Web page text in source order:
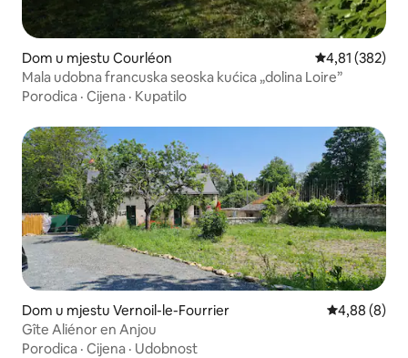
Dom u mjestu Courléon Prosječna
4,81 (382)
Mala udobna francuska seoska kućica „dolina Loire”
Porodica · Cijena · Kupatilo
Dom u mjestu Vernoil-le-Fourrier Prosječna
4,88 (8)
Gîte Aliénor en Anjou
Porodica · Cijena · Udobnost